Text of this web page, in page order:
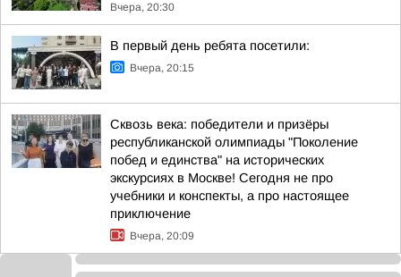
Вчера, 20:30
В первый день ребята посетили:
Вчера, 20:15
Сквозь века: победители и призёры
республиканской олимпиады "Поколение
побед и единства" на исторических
экскурсиях в Москве! Сегодня не про
учебники и конспекты, а про настоящее
приключение
Вчера, 20:09